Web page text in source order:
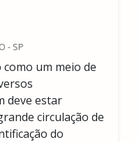
- SP
um meio de
deve estar
circulação de
do